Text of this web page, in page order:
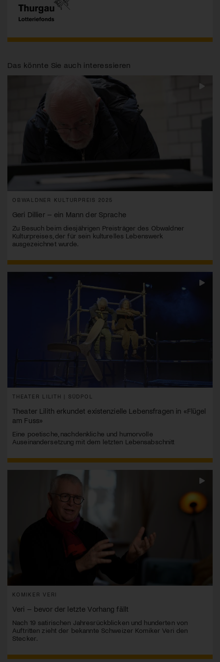
Das könnte Sie auch interessieren
OBWALDNER KULTURPREIS 2025
Geri Dillier – ein Mann der Sprache
Zu Besuch beim diesjährigen Preisträger des Obwaldner
Kulturpreises, der für sein kulturelles Lebenswerk
ausgezeichnet wurde.
THEATER LILITH | SÜDPOL
Theater Lilith erkundet existenzielle Lebensfragen in «Flügel
am Fuss»
Eine poetische, nachdenkliche und humorvolle
Auseinandersetzung mit dem letzten Lebensabschnitt
KOMIKER VERI
Veri – bevor der letzte Vorhang fällt
Nach 19 satirischen Jahresrückblicken und hunderten von
Auftritten zieht der bekannte Schweizer Komiker Veri den
Stecker.